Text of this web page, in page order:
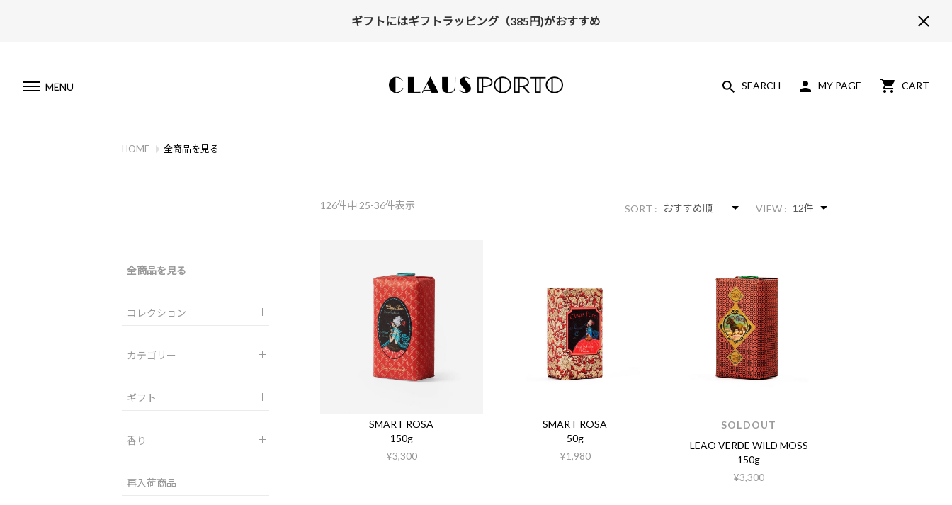
ギフトにはギフトラッピング（385円)がおすすめ
MENU SEARCH MY PAGE CART
HOME 全商品を見る
全商品を見る
コレクション
カテゴリー
ギフト
香り
再入荷商品
126件中 25-36件表示 SORT : VIEW :
SMART ROSA
150g
¥3,300
SMART ROSA
50g
¥1,980
SOLDOUT
LEAO VERDE WILD MOSS
150g
¥3,300